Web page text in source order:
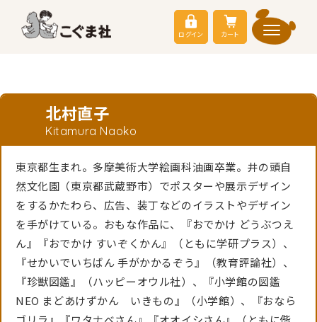
ログイン カート
北村直子
Kitamura Naoko
東京都生まれ。多摩美術大学絵画科油画卒業。井の頭自
然文化園（東京都武蔵野市）でポスターや展示デザイン
をするかたわら、広告、装丁などのイラストやデザイン
を手がけている。おもな作品に、『おでかけ どうぶつえ
ん』『おでかけ すいぞくかん』（ともに学研プラス）、
『せかいでいちばん 手がかかるぞう』（教育評論社）、
『珍獣図鑑』（ハッピーオウル社）、『小学館の図鑑
NEO まどあけずかん いきもの』（小学館）、『おなら